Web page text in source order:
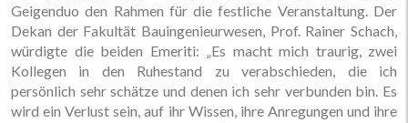
Geigenduo den Rahmen für die festliche Veranstaltung. Der
Dekan der Fakultät Bauingenieurwesen, Prof. Rainer Schach,
würdigte die beiden Emeriti: „Es macht mich traurig, zwei
Kollegen in den Ruhestand zu verabschieden, die ich
persönlich sehr schätze und denen ich sehr verbunden bin. Es
wird ein Verlust sein, auf ihr Wissen, ihre Anregungen und ihre